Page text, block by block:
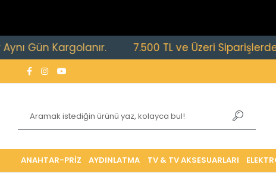
Kargolanır. 7.500 TL ve Üzeri Siparişlerde
ANAHTAR-PRİZ AYDINLATMA TV & TV AKSESUARLARI